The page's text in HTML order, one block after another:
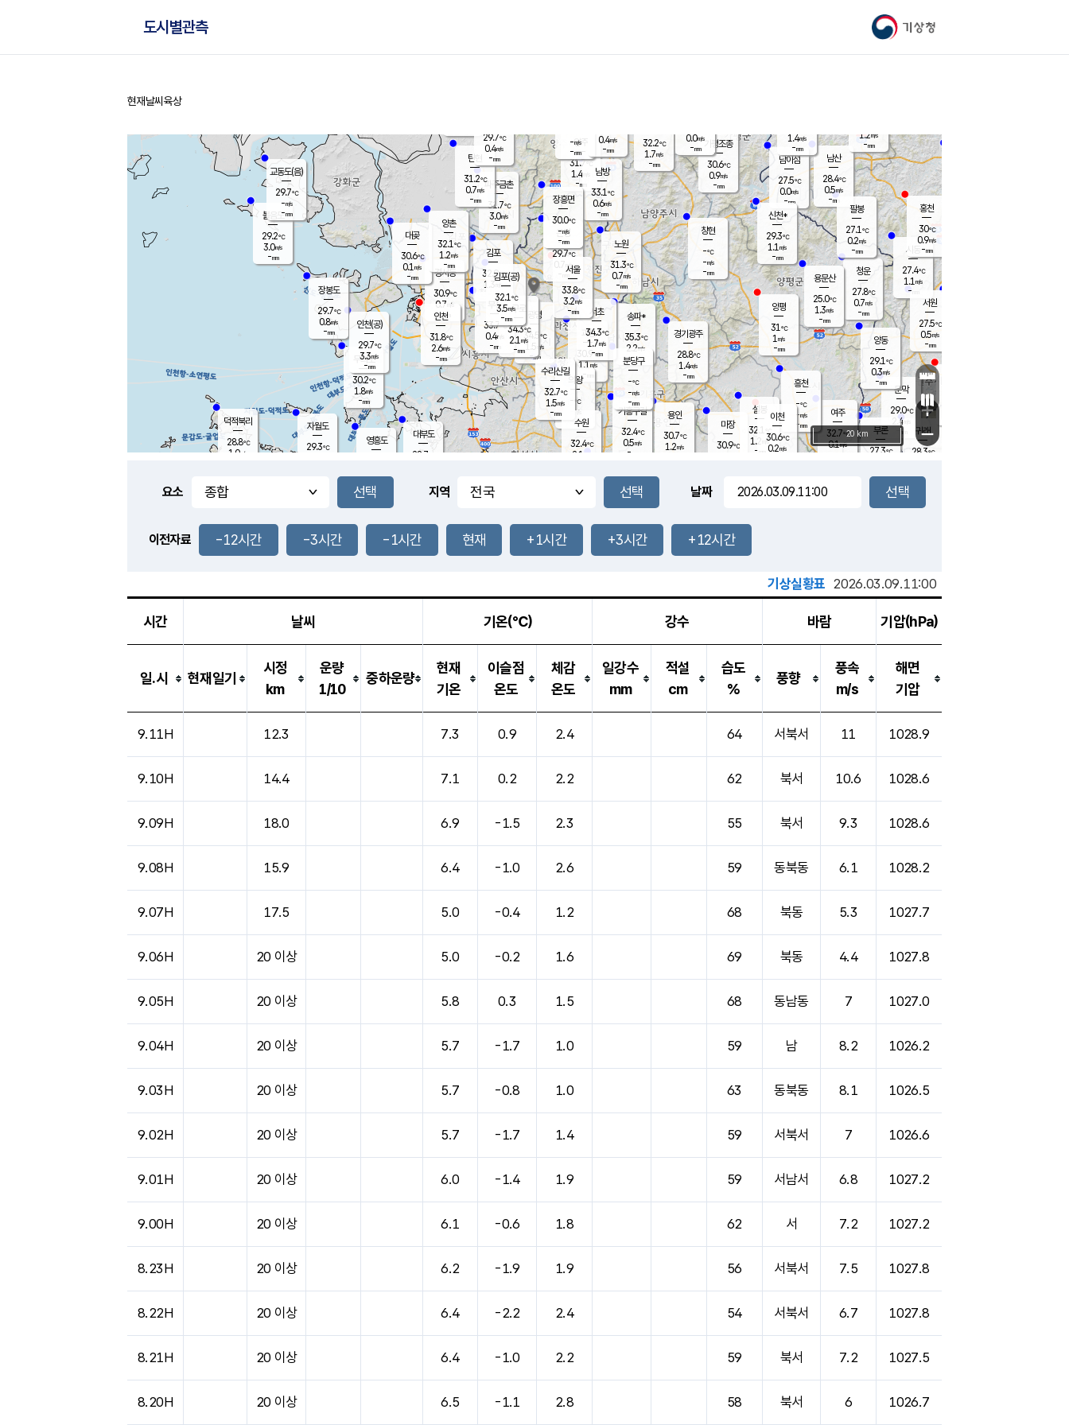
기상청
도시별관측
홈
현재날씨 육상
풍도
2.0m/s
문막
29.0℃
2.4m/s
mm
남이섬
27.5℃
0.0m/s
-mm
무의도
30.2℃
1.8m/s
-mm
영흥도
볼음도
29.2℃
3.0m/s
-mm
자월도
29.3℃
양주
31.7℃
1.4
-mm
부론
27.3℃
과천
30.9℃
1.1m/s
- mm
남산
28.4℃
0.5m/s
-mm
장봉도
29.7℃
0.8m/s
-mm
-mm
청운
27.8℃
0.7m/s
-mm
팔봉
27.1℃
0.2m/s
-mm
-mm
용인
30.7℃
1.2m/s
여주
32.7℃
0.1m/s
양동
29.1℃
0.3m/s
-mm
경기광주
28.8℃
1.4m/s
-mm
장호원
1.4m/s
-mm
29.9
℃
대부도
28.7
-
경서동
30.9℃
0.7 m/s
-mm
파주금촌
31.7℃
3.0m/s
-mm
가평조종
30.6℃
0.9m/s
-mm
32.2℃
1.7m/s
-mm
대곶
30.6℃
0.1 m/s
-mm
신천*
29.3℃
1.1 m/s
-mm
창현
-℃
-m/s
-mm
탄현
31.2℃
0.7m/s
-mm
0.0m/s
-mm
33.8℃
1.1m/s
-mm
흥천
-℃
-m/s
-mm
마장
30.9℃
의왕
- ℃
m/s
mm
김포
32.0℃
1.3 m/s
mm
설봉
32.1
1.2 m/s
- mm
광명
34.5 ℃
1.5 m/s
-mm
부천
33.7℃
0.4m/s
-mm
-mm
양촌
32.1℃
1.2m/s
-mm
구로
34.3℃
2.1 m/s
-mm
은평
29.7℃
0.7 m/s
- mm
노원
31.3℃
0.7m/s
-mm
송파*
35.3℃
2.2m/s
-mm
서초
34.3℃
1.7m/s
-mm
남방
33.1℃
0.6m/s
-mm
기흥구갈
32.4℃
0.5m/s
-
수리산길
32.7℃
1.5m/s
-mm
분당구
-℃
-m/s
-mm
장흥면
30.0℃
-m/s
-mm
-m/s
-mm
시동
27.4℃
1.1 m/s
- mm
귀래
28.3℃
서원
27.5℃
0.5m/s
-mm
용문산
25.0℃
1.3m/s
-mm
덕적북리
28.8℃
1.0m/s
인천(공)
29.7℃
3.3m/s
-mm
김포(공)
32.1℃
3.5m/s
-mm
교동도(음)
29.7℃
-m/s
-mm
홍천
30℃
0.9m/s
-mm
이천
30.6℃
0.2m/s
양평
31℃
1 m/s
-mm
수원
32.4℃
2.1 m/s
인천
31.8℃
2.6m/s
-mm
서울
33.8℃
3.2m/s
-mm
1.2m/s
-mm
29.7℃
0.4m/s
-mm
0.4m/s
-mm
+
−
20 km
요소 지역 날짜
이전자료 -12시간 -3시간 -1시간 현재 +1시간 +3시간 +12시간
기상실황표 2026.03.09.11:00
시간 날씨 기온(℃) 강수 바람 기압(hPa)
일.시 현재일기
시정
km
운량
1/10
중하운량
현재
기온
이슬점
온도
체감
온도
일강수
mm
적설
cm
습도
%
풍향
풍속
m/s
해면
기압
9.11H 12.3 7.3 0.9 2.4 64 서북서 11 1028.9
9.10H 14.4 7.1 0.2 2.2 62 북서 10.6 1028.6
9.09H 18.0 6.9 -1.5 2.3 55 북서 9.3 1028.6
9.08H 15.9 6.4 -1.0 2.6 59 동북동 6.1 1028.2
9.07H 17.5 5.0 -0.4 1.2 68 북동 5.3 1027.7
9.06H 20 이상 5.0 -0.2 1.6 69 북동 4.4 1027.8
9.05H 20 이상 5.8 0.3 1.5 68 동남동 7 1027.0
9.04H 20 이상 5.7 -1.7 1.0 59 남 8.2 1026.2
9.03H 20 이상 5.7 -0.8 1.0 63 동북동 8.1 1026.5
9.02H 20 이상 5.7 -1.7 1.4 59 서북서 7 1026.6
9.01H 20 이상 6.0 -1.4 1.9 59 서남서 6.8 1027.2
9.00H 20 이상 6.1 -0.6 1.8 62 서 7.2 1027.2
8.23H 20 이상 6.2 -1.9 1.9 56 서북서 7.5 1027.8
8.22H 20 이상 6.4 -2.2 2.4 54 서북서 6.7 1027.8
8.21H 20 이상 6.4 -1.0 2.2 59 북서 7.2 1027.5
8.20H 20 이상 6.5 -1.1 2.8 58 북서 6 1026.7